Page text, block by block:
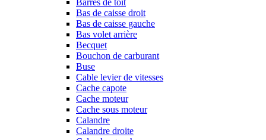
Barres de toit
Bas de caisse droit
Bas de caisse gauche
Bas volet arrière
Becquet
Bouchon de carburant
Buse
Cable levier de vitesses
Cache capote
Cache moteur
Cache sous moteur
Calandre
Calandre droite